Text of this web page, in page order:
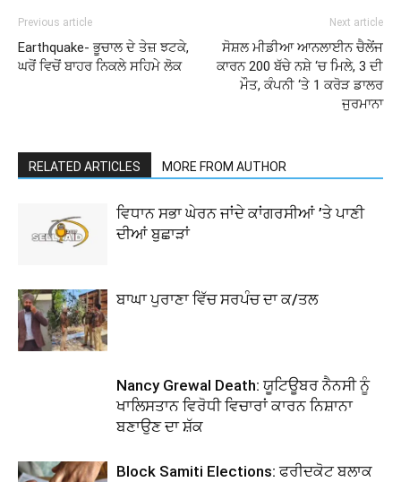
Previous article
Earthquake- ਭੂਚਾਲ ਦੇ ਤੇਜ਼ ਝਟਕੇ,
ਘਰੋਂ ਵਿਚੋਂ ਬਾਹਰ ਨਿਕਲੇ ਸਹਿਮੇ ਲੋਕ
Next article
ਸੋਸ਼ਲ ਮੀਡੀਆ ਆਨਲਾਈਨ ਚੈਲੇਂਜ
ਕਾਰਨ 200 ਬੱਚੇ ਨਸ਼ੇ ‘ਚ ਮਿਲੇ, 3 ਦੀ
ਮੌਤ, ਕੰਪਨੀ ‘ਤੇ 1 ਕਰੋੜ ਡਾਲਰ
ਜੁਰਮਾਨਾ
RELATED ARTICLES MORE FROM AUTHOR
ਵਿਧਾਨ ਸਭਾ ਘੇਰਨ ਜਾਂਦੇ ਕਾਂਗਰਸੀਆਂ ’ਤੇ ਪਾਣੀ
ਦੀਆਂ ਬੁਛਾੜਾਂ
ਬਾਘਾ ਪੁਰਾਣਾ ਵਿੱਚ ਸਰਪੰਚ ਦਾ ਕ/ਤਲ
Nancy Grewal Death: ਯੂਟਿਊਬਰ ਨੈਨਸੀ ਨੂੰ
ਖਾਲਿਸਤਾਨ ਵਿਰੋਧੀ ਵਿਚਾਰਾਂ ਕਾਰਨ ਨਿਸ਼ਾਨਾ
ਬਣਾਉਣ ਦਾ ਸ਼ੱਕ
Block Samiti Elections: ਫਰੀਦਕੋਟ ਬਲਾਕ